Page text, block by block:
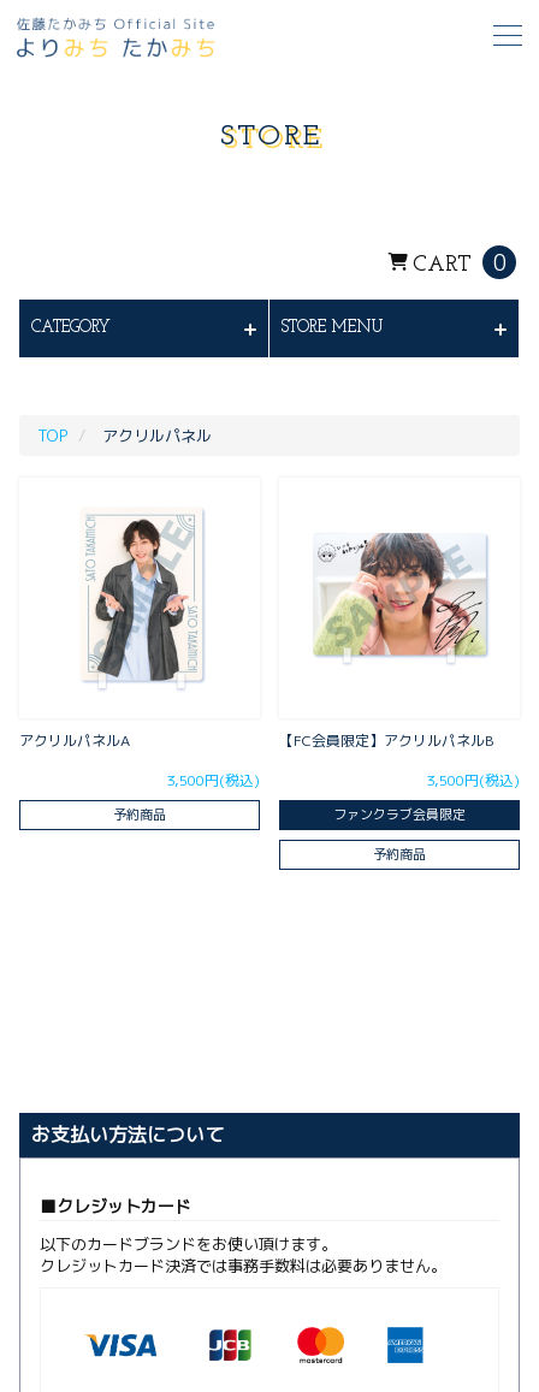
STORE
CART 0
CATEGORY STORE MENU
TOP アクリルパネル
アクリルパネルA
3,500円(税込)
予約商品
【FC会員限定】アクリルパネルB
3,500円(税込)
ファンクラブ会員限定
予約商品
お支払い方法について
クレジットカード
以下のカードブランドをお使い頂けます。
クレジットカード決済では事務手数料は必要ありません。